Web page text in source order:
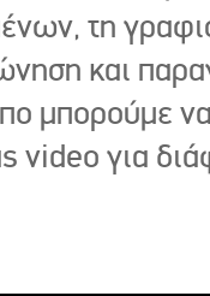
τη
και
μπορούμε
video για